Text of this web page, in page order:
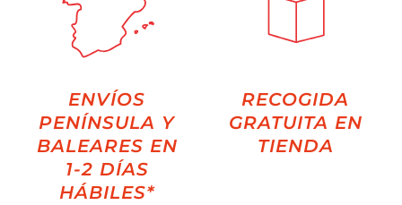
ENVÍOS
PENÍNSULA Y
BALEARES EN
1-2 DÍAS
HÁBILES*
RECOGIDA
GRATUITA EN
TIENDA